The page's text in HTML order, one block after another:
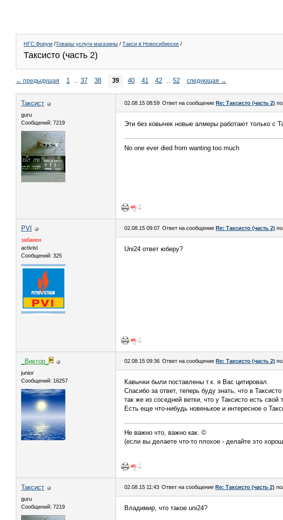
НГС.Форум /Товары услуги магазины / Такси в Новосибирске /
Таксисто (часть 2)
← предыдущая 1 .. 37 38 39 40 41 42 .. 52 следующая →
Таксист
guru
Сообщений: 7219
02.08.15 08:59 Ответ на сообщение Re: Таксисто (часть 2)
Эти без ковычек новые алмеры работают только с
No one ever died from wanting too much
PVI
забанен
activist
Сообщений: 325
02.08.15 09:07 Ответ на сообщение Re: Таксисто (часть 2)
Uni24 ответ юберу?
_Виктор_
juniоr
Сообщений: 16257
02.08.15 09:36 Ответ на сообщение Re: Таксисто (часть 2)
Кавычки были поставлены т.к. я Вас цитировал.
Спасибо за ответ, теперь буду знать, что в
так же из соседней ветки, что у Таксисто есть свой
Есть еще что-нибудь новенькое и интересное о
Не важно что, важно как. ©
(если вы делаете что-то плохое - делайте это
Таксист
guru
Сообщений: 7219
02.08.15 11:43 Ответ на сообщение Re: Таксисто (часть 2)
Владимир, что такое uni24?